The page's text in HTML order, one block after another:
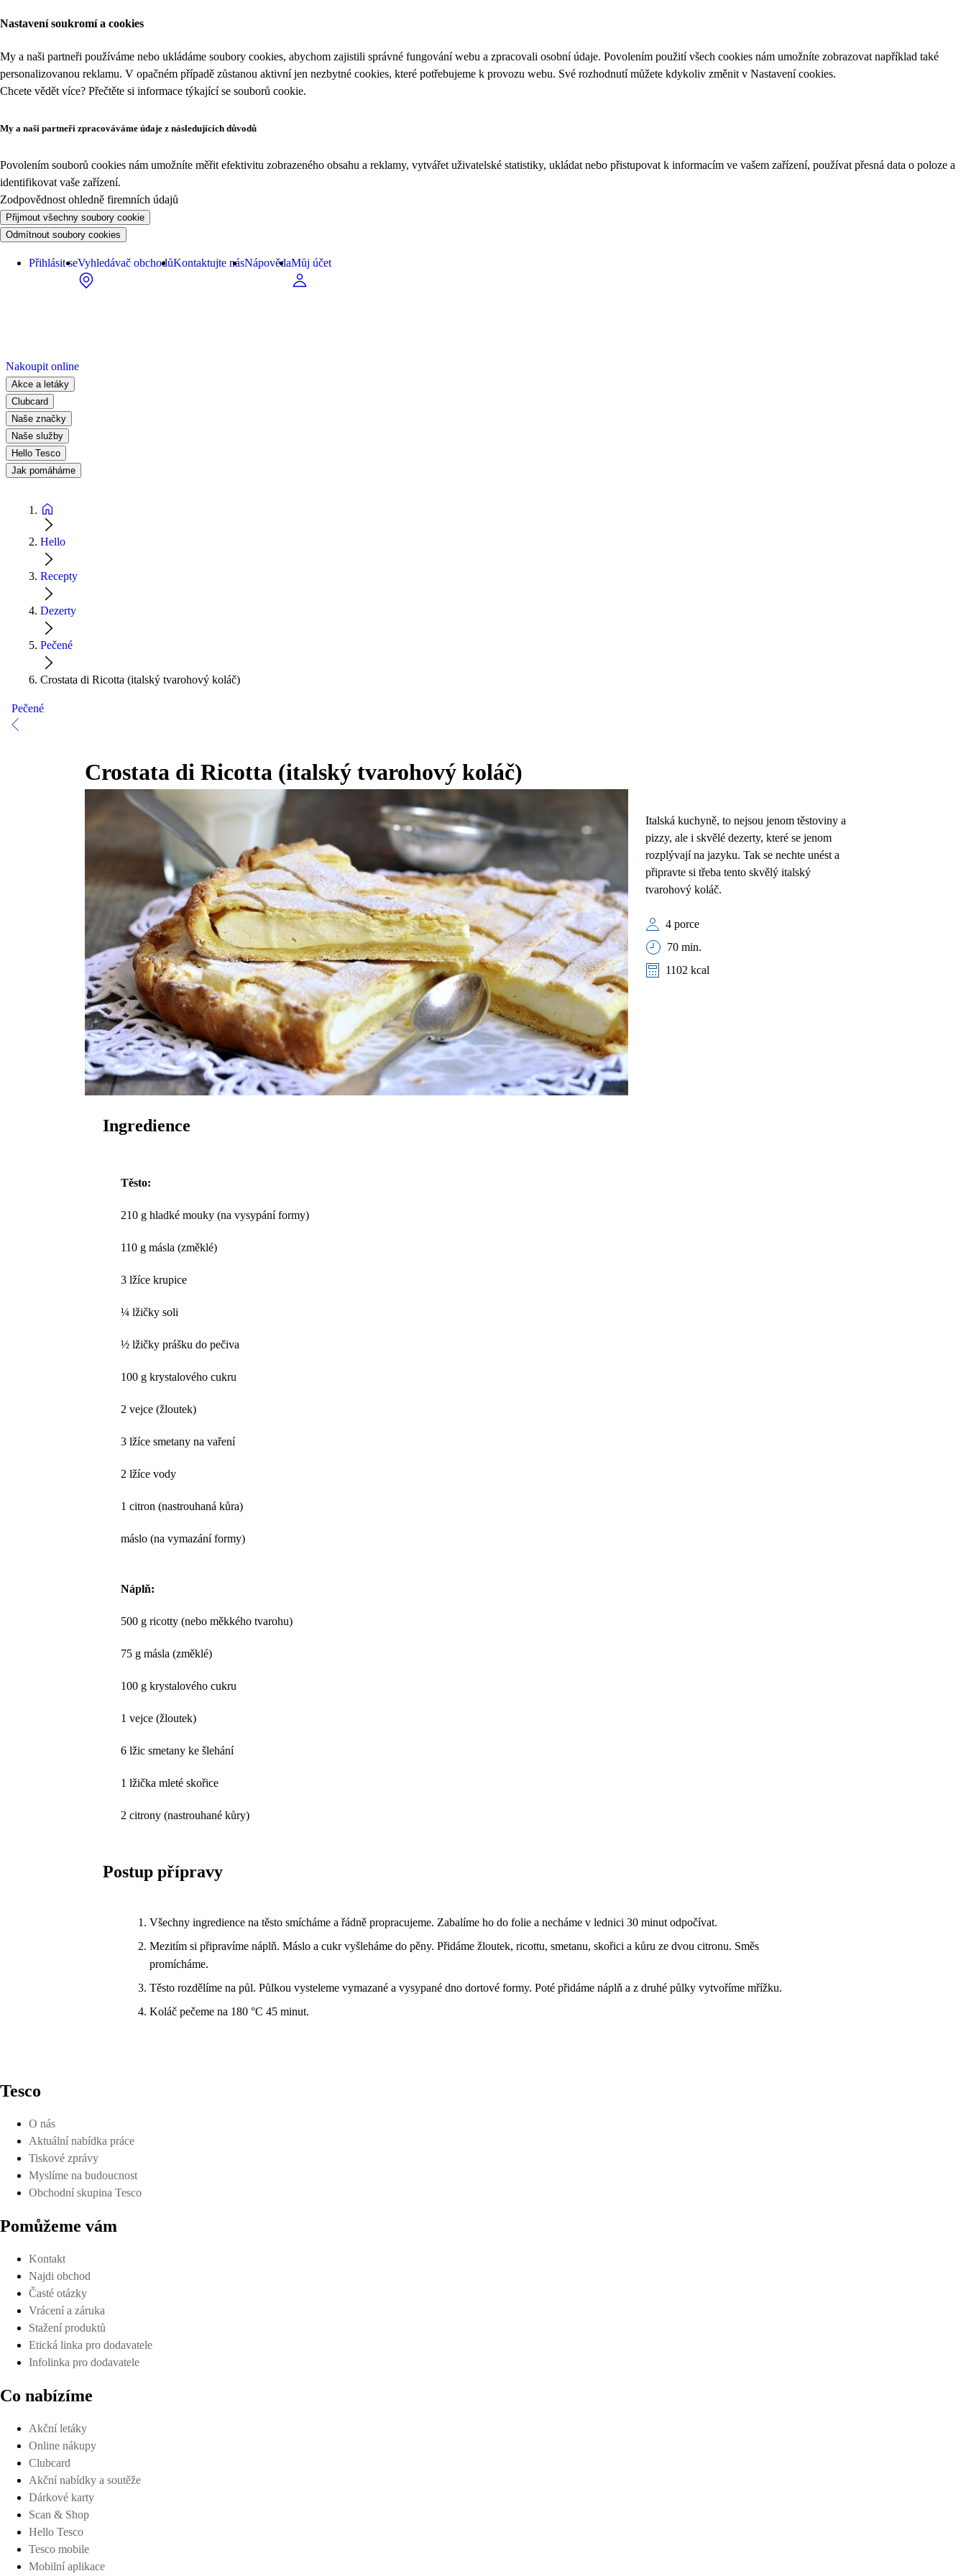
Nastavení soukromí a cookies
My a naši partneři používáme nebo ukládáme soubory cookies, abychom zajistili správné fungování webu a zpracovali osobní údaje. Povolením použití všech cookies nám umožníte zobrazovat například také
personalizovanou reklamu. V opačném případě zůstanou aktivní jen nezbytné cookies, které potřebujeme k provozu webu. Své rozhodnutí můžete kdykoliv změnit v Nastavení cookies.
Chcete vědět více? Přečtěte si informace týkající se souborů cookie.
My a naši partneři zpracováváme údaje z následujících důvodů
Povolením souborů cookies nám umožníte měřit efektivitu zobrazeného obsahu a reklamy, vytvářet uživatelské statistiky, ukládat nebo přistupovat k informacím ve vašem zařízení, používat přesná data o poloze a
identifikovat vaše zařízení.
Zodpovědnost ohledně firemních údajů
Přijmout všechny soubory cookie
Odmítnout soubory cookies
Přihlásit seVyhledávač obchodůKontaktujte násNápovědaMůj účet
Nakoupit online
Akce a letáky
Clubcard
Naše značky
Naše služby
Hello Tesco
Jak pomáháme
Hello
Recepty
Dezerty
Pečené
Crostata di Ricotta (italský tvarohový koláč)
Pečené
Crostata di Ricotta (italský tvarohový koláč)
Italská kuchyně, to nejsou jenom těstoviny a
pizzy, ale i skvělé dezerty, které se jenom
rozplývají na jazyku. Tak se nechte unést a
připravte si třeba tento skvělý italský
tvarohový koláč.
4 porce
70 min.
1102 kcal
Ingredience
Těsto:
210 g hladké mouky (na vysypání formy)
110 g másla (změklé)
3 lžíce krupice
¼ lžičky soli
½ lžičky prášku do pečiva
100 g krystalového cukru
2 vejce (žloutek)
3 lžíce smetany na vaření
2 lžíce vody
1 citron (nastrouhaná kůra)
máslo (na vymazání formy)
Náplň:
500 g ricotty (nebo měkkého tvarohu)
75 g másla (změklé)
100 g krystalového cukru
1 vejce (žloutek)
6 lžic smetany ke šlehání
1 lžička mleté skořice
2 citrony (nastrouhané kůry)
Postup přípravy
Všechny ingredience na těsto smícháme a řádně propracujeme. Zabalíme ho do folie a necháme v lednici 30 minut odpočívat.
Mezitím si připravíme náplň. Máslo a cukr vyšleháme do pěny. Přidáme žloutek, ricottu, smetanu, skořici a kůru ze dvou citronu. Směs
promícháme.
Těsto rozdělíme na půl. Půlkou vysteleme vymazané a vysypané dno dortové formy. Poté přidáme náplň a z druhé půlky vytvoříme mřížku.
Koláč pečeme na 180 °C 45 minut.
Tesco
O nás
Aktuální nabídka práce
Tiskové zprávy
Myslíme na budoucnost
Obchodní skupina Tesco
Pomůžeme vám
Kontakt
Najdi obchod
Časté otázky
Vrácení a záruka
Stažení produktů
Etická linka pro dodavatele
Infolinka pro dodavatele
Co nabízíme
Akční letáky
Online nákupy
Clubcard
Akční nabídky a soutěže
Dárkové karty
Scan & Shop
Hello Tesco
Tesco mobile
Mobilní aplikace